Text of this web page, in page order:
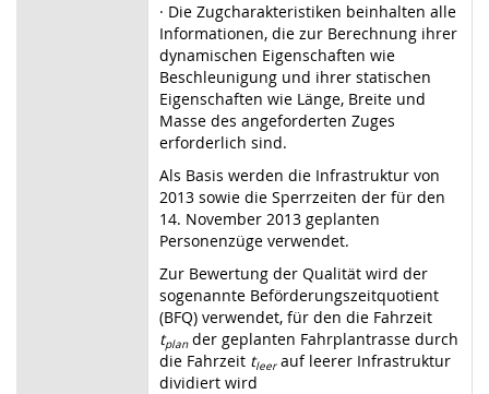
· Die Zugcharakteristiken beinhalten alle
Informationen, die zur Berechnung ihrer
dynamischen Eigenschaften wie
Beschleunigung und ihrer statischen
Eigenschaften wie Länge, Breite und
Masse des angeforderten Zuges
erforderlich sind.
Als Basis werden die Infrastruktur von
2013 sowie die Sperrzeiten der für den
14. November 2013 geplanten
Personenzüge verwendet.
Zur Bewertung der Qualität wird der
sogenannte Beförderungszeitquotient
(BFQ) verwendet, für den die Fahrzeit
tplander geplanten Fahrplantrasse durch
die Fahrzeit tleerauf leerer Infrastruktur
dividiert wird